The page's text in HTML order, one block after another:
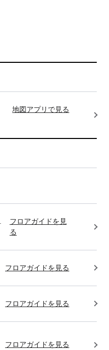
地図アプリで見る
フロアガイドを見
る
フロアガイドを見る
フロアガイドを見る
フロアガイドを見る